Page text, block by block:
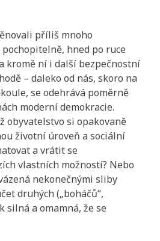
příliš mnoho
hned po ruce
kromě ní i další bezpečnostní
– daleko od nás, skoro na
se odehrává poměrně
moderní demokracie.
obyvatelstvo si opakovaně
životní úroveň a sociální
a vrátit se
vlastních možností? Nebo
nekonečnými sliby
druhých („boháčů“,
silná a omamná, že se